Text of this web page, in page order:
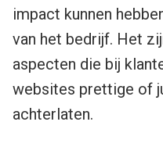
impact kunnen
van het bedrijf. Het
aspecten die bij
websites prettige of
achterlaten.